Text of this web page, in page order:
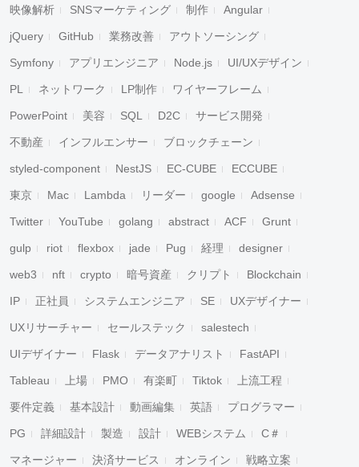
映像解析 SNSマーケティング 制作 Angular
jQuery GitHub 業務改善 アウトソーシング
Symfony アプリエンジニア Node.js UI/UXデザイン
PL ネットワーク LP制作 ワイヤーフレーム
PowerPoint 美容 SQL D2C サービス開発
不動産 インフルエンサー ブロックチェーン
styled-component NestJS EC-CUBE ECCUBE
東京 Mac Lambda リーダー google Adsense
Twitter YouTube golang abstract ACF Grunt
gulp riot flexbox jade Pug 経理 designer
web3 nft crypto 暗号資産 クリプト Blockchain
IP 正社員 システムエンジニア SE UXデザイナー
UXリサーチャー セールステック salestech
UIデザイナー Flask データアナリスト FastAPI
Tableau 上場 PMO 有楽町 Tiktok 上流工程
要件定義 基本設計 動画編集 英語 プログラマー
PG 詳細設計 製造 設計 WEBシステム C＃
マネージャー 決済サービス オンライン 戦略立案